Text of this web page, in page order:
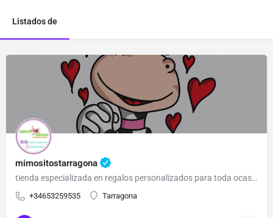
Listados de
mimositostarragona
tienda especializada en regalos personalizados para toda ocasión
+34653259535 Tarragona